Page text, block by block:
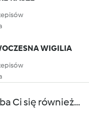
WIGILIA
Ci się również...